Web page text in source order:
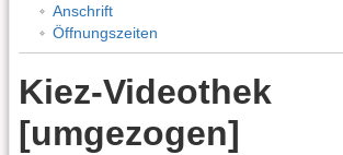
Anschrift
Öffnungszeiten
Kiez-Videothek
[umgezogen]